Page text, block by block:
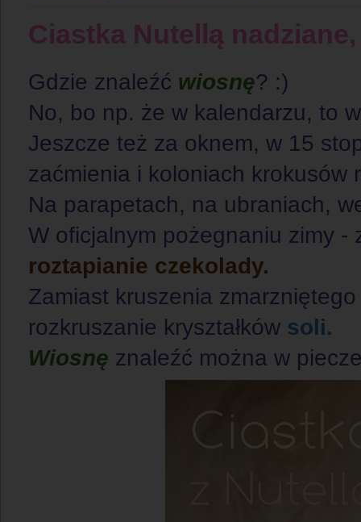
Ciastka Nutellą
Gdzie znaleźć wiosnę? :)
No, bo np. że w kalendarzu, to
Jeszcze też za oknem, w 15
zaćmienia i koloniach krokusów
Na parapetach, na ubraniach,
W oficjalnym pożegnaniu zimy -
roztapianie czekolady.
Zamiast kruszenia
rozkruszanie kryształków soli.
Wiosnę znaleźć można w